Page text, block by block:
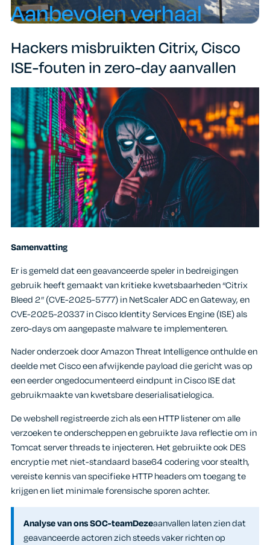
Aanbevolen verhaal
Hackers misbruikten Citrix, Cisco
ISE-fouten in zero-day aanvallen
Samenvatting
Er is gemeld dat een geavanceerde speler in bedreigingen
gebruik heeft gemaakt van kritieke kwetsbaarheden “Citrix
Bleed 2” (CVE-2025-5777) in NetScaler ADC en Gateway, en
CVE-2025-20337 in Cisco Identity Services Engine (ISE) als
zero-days om aangepaste malware te implementeren.
Nader onderzoek door Amazon Threat Intelligence onthulde en
deelde met Cisco een afwijkende payload die gericht was op
een eerder ongedocumenteerd eindpunt in Cisco ISE dat
gebruikmaakte van kwetsbare deserialisatielogica.
De webshell registreerde zich als een HTTP listener om alle
verzoeken te onderscheppen en gebruikte Java reflectie om in
Tomcat server threads te injecteren. Het gebruikte ook DES
encryptie met niet-standaard base64 codering voor stealth,
vereiste kennis van specifieke HTTP headers om toegang te
krijgen en liet minimale forensische sporen achter.
Analyse van ons SOC-teamDezeaanvallen laten zien dat
geavanceerde actoren zich steeds vaker richten op